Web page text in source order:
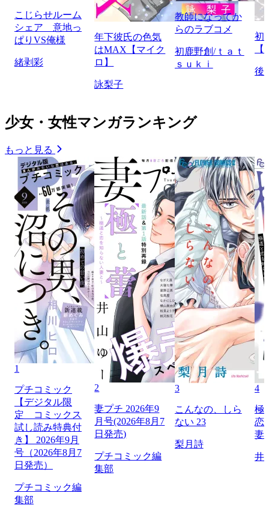
こじらせルーム
シェア 意地っ
ぱりVS俺様
緒剥彩
年下彼氏の色気
はMAX【マイク
ロ】
詠梨子
教師になってか
らのラブコメ
初鹿野創/ｔａｔ
ｓｕｋｉ
初
後
少女・女性マンガランキング
もっと見る
1
プチコミック
【デジタル限
定 コミックス
試し読み特典付
き】 2026年9月
号（2026年8月7
日発売）
プチコミック編
集部
2
妻プチ 2026年9
月号(2026年8月7
日発売)
プチコミック編
集部
3
こんなの、しら
ない 23
梨月詩
4
極
恋
妻
井